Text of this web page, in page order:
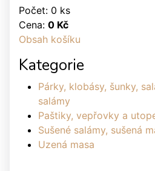
Počet: 0 ks
Cena: 0 Kč
Obsah košíku
Kategorie
Párky, klobásy, šunky,
salámy
Paštiky, vepřovky a
Sušené salámy, sušená
Uzená masa